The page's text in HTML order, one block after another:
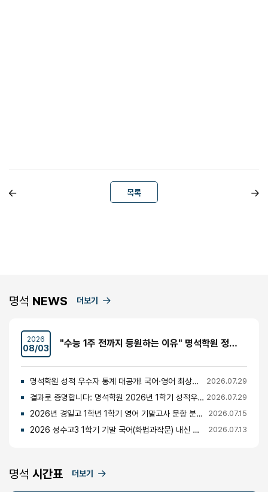
목록
명석 NEWS 더보기
2026
08/03 "수능 1주 전까지 등원하는 이유" 명석학원 정시반 개강 안내 (성수고·경일고·무학여고·대광고 등)
명석학원 성적 우수자 통계 대공개! 국어·영어 최상위권의 비밀 2026.07.29
결과로 증명합니다: 명석학원 2026년 1학기 성적우수자 명단 공개 2026.07.29
2026년 경일고 1학년 1학기 영어 기말고사 문항 분석 및 총평 2026.07.15
2026 성수고3 1학기 기말 국어(화법과작문) 내신 분석 및 경향 2026.07.13
명석 시간표 더보기